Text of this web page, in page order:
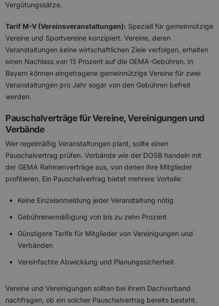
Vergütungssätze.
Tarif M-V (Vereinsveranstaltungen): Speziell für gemeinnützige
Vereine und Sportvereine konzipiert. Vereine, deren
Veranstaltungen keine wirtschaftlichen Ziele verfolgen, erhalten
einen Nachlass von 15 Prozent auf die GEMA-Gebühren. In
Bayern können eingetragene gemeinnützige Vereine für zwei
Veranstaltungen pro Jahr sogar von den Gebühren befreit
werden.
Pauschalverträge für Vereine, Vereinigungen und
Verbände
Wer regelmäßig Veranstaltungen plant, sollte einen
Pauschalvertrag prüfen. Verbände wie der DOSB handeln mit
der GEMA Rahmenverträge aus, von denen ihre Mitglieder
profitieren. Ein Pauschalvertrag bietet mehrere Vorteile:
Keine Einzelanmeldung jeder Veranstaltung nötig
Gebührenermäßigung von bis zu zehn Prozent
Günstigere Tarife für Mitglieder von Vereinigungen und
Verbänden
Vereinfachte Abwicklung und Planungssicherheit
Vereine und Vereinigungen sollten bei ihrem Dachverband
nachfragen, ob ein solcher Pauschalvertrag bereits besteht.